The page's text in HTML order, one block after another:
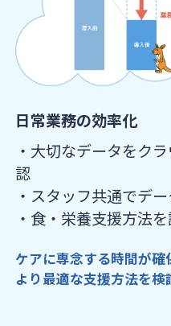
日常業務の効率化
・大切なデータをク
認
・スタッフ共通でデ
・食・栄養支援方法
ケアに専念する時間が確
より最適な支援方法を検